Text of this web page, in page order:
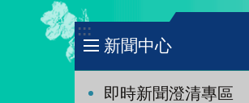
:::
新聞中心
即時新聞澄清專區